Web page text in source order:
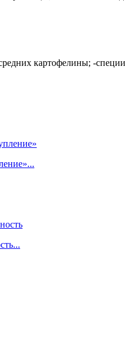
картофелины; -